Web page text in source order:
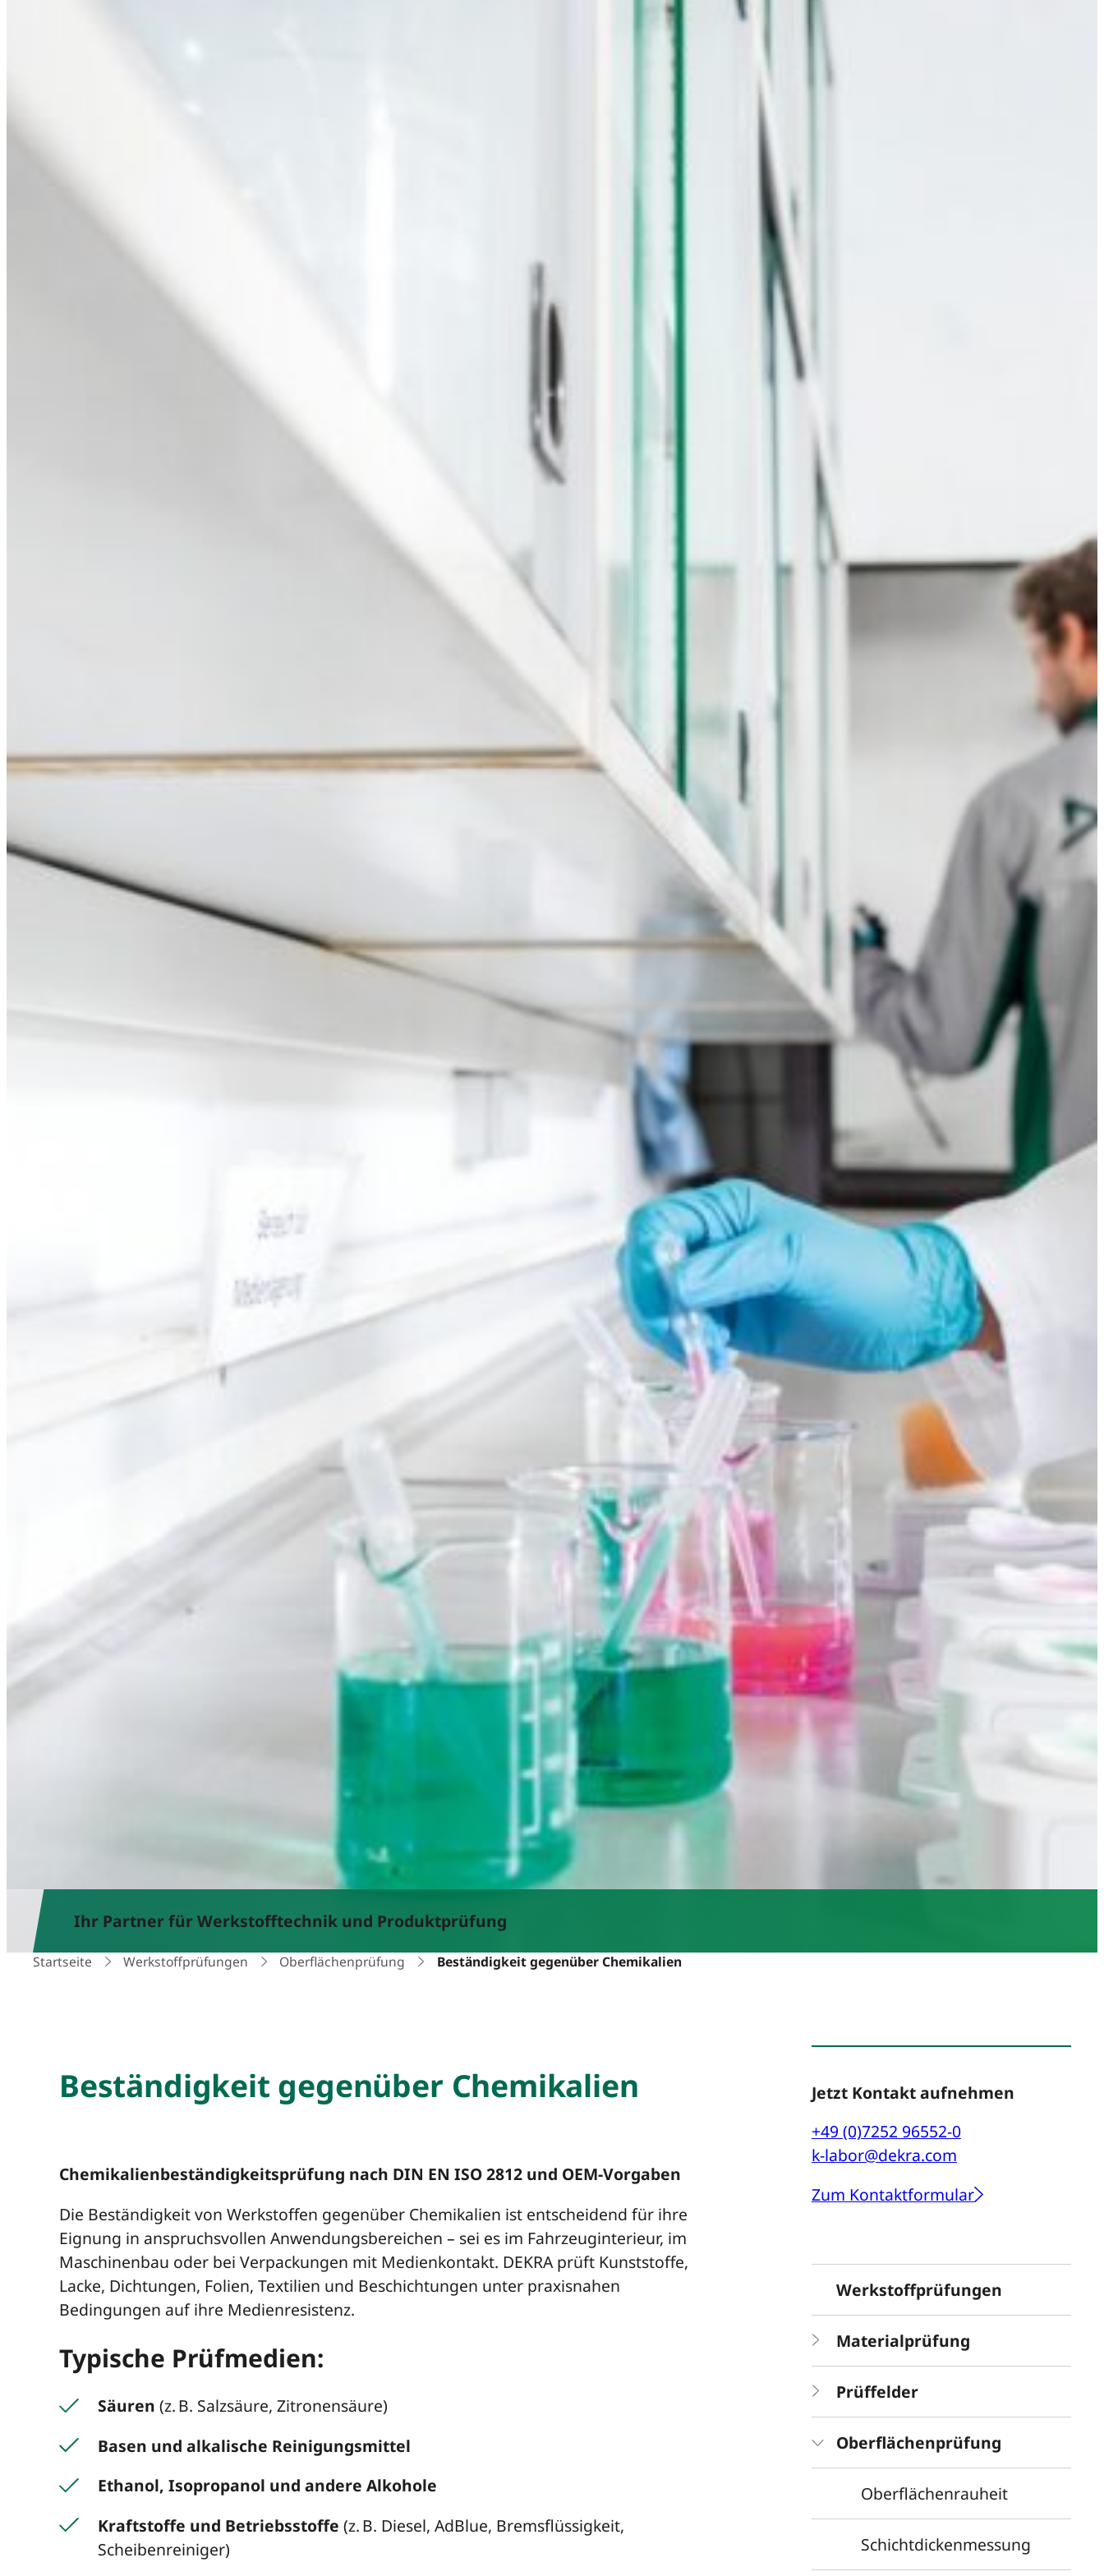
Ihr Partner für Werkstofftechnik und Produktprüfung
Startseite Werkstoffprüfungen Oberflächenprüfung Beständigkeit gegenüber Chemikalien
Beständigkeit gegenüber Chemikalien
Chemikalienbeständigkeitsprüfung nach DIN EN ISO 2812 und OEM-Vorgaben
Die Beständigkeit von Werkstoffen gegenüber Chemikalien ist entscheidend für ihre
Eignung in anspruchsvollen Anwendungsbereichen – sei es im Fahrzeuginterieur, im
Maschinenbau oder bei Verpackungen mit Medienkontakt. DEKRA prüft Kunststoffe,
Lacke, Dichtungen, Folien, Textilien und Beschichtungen unter praxisnahen
Bedingungen auf ihre Medienresistenz.
Typische Prüfmedien:
Säuren (z. B. Salzsäure, Zitronensäure)
Basen und alkalische Reinigungsmittel
Ethanol, Isopropanol und andere Alkohole
Kraftstoffe und Betriebsstoffe (z. B. Diesel, AdBlue, Bremsflüssigkeit,
Scheibenreiniger)
Jetzt Kontakt aufnehmen
+49 (0)7252 96552-0
k-labor@dekra.com
Zum Kontaktformular
Werkstoffprüfungen
Materialprüfung
Prüffelder
Oberflächenprüfung
Oberflächenrauheit
Schichtdickenmessung